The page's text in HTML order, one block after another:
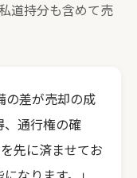
道持分も含めて売
の差が売却の成
、通行権の確
先に済ませてお